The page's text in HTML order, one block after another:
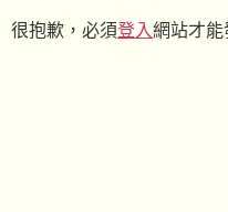
很抱歉，必須登入網站才能